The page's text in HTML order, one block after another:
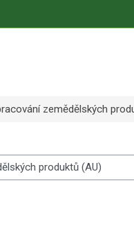
zemědělských